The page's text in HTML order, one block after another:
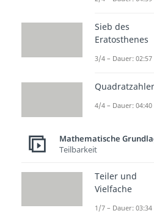
Sieb des
Eratosthenes
3/4 – Dauer: 02:57
4/4 – Dauer: 04:40
Mathematische
Teilbarkeit
Teiler und
Vielfache
1/7 – Dauer: 03:34